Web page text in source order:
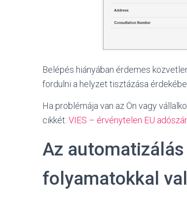
Belépés hiányában érdemes
fordulni a helyzet tisztázása
Ha problémája van az Ön vagy
cikkét: VIES – érvénytelen EU
Az
folyamatokkal